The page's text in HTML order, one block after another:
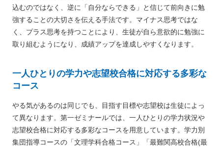
込むのではなく、逆に「自分ならできる」と信じて前向きに勉
強することの大切さを伝える手法です。マイナス思考ではな
く、プラス思考を持つことにより、生徒が自ら意欲的に勉強に
取り組むようになり、成績アップを達成しやすくなります。
一人ひとりの学力や志望校合格に対応する多彩な
コース
やる気があるのは同じでも、目指す目標や志望校は生徒によっ
て異なります。第一ゼミナールでは、一人ひとりの学力状況や
志望校合格に対応する多彩なコースを用意しています。学力別
集団指導コースの「文理学科合格コース」「最難関高校合格(最